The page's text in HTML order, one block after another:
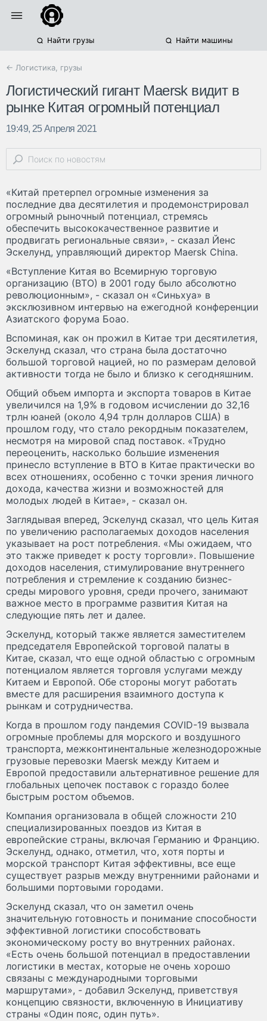
Найти грузы Найти машины
← Логистика, грузы
Логистический гигант Maersk видит в
рынке Китая огромный потенциал
19:49, 25 Апреля 2021
«Китай претерпел огромные изменения за
последние два десятилетия и продемонстрировал
огромный рыночный потенциал, стремясь
обеспечить высококачественное развитие и
продвигать региональные связи», - сказал Йенс
Эскелунд, управляющий директор Maersk China.
«Вступление Китая во Всемирную торговую
организацию (ВТО) в 2001 году было абсолютно
революционным», - сказал он «Синьхуа» в
эксклюзивном интервью на ежегодной конференции
Азиатского форума Боао.
Вспоминая, как он прожил в Китае три десятилетия,
Эскелунд сказал, что страна была достаточно
большой торговой нацией, но по размерам деловой
активности тогда не было и близко к сегодняшним.
Общий объем импорта и экспорта товаров в Китае
увеличился на 1,9% в годовом исчислении до 32,16
трлн юаней (около 4,94 трлн долларов США) в
прошлом году, что стало рекордным показателем,
несмотря на мировой спад поставок. «Трудно
переоценить, насколько большие изменения
принесло вступление в ВТО в Китае практически во
всех отношениях, особенно с точки зрения личного
дохода, качества жизни и возможностей для
молодых людей в Китае», - сказал он.
Заглядывая вперед, Эскелунд сказал, что цель Китая
по увеличению располагаемых доходов населения
указывает на рост потребления. «Мы ожидаем, что
это также приведет к росту торговли». Повышение
доходов населения, стимулирование внутреннего
потребления и стремление к созданию бизнес-
среды мирового уровня, среди прочего, занимают
важное место в программе развития Китая на
следующие пять лет и далее.
Эскелунд, который также является заместителем
председателя Европейской торговой палаты в
Китае, сказал, что еще одной областью с огромным
потенциалом является торговля услугами между
Китаем и Европой. Обе стороны могут работать
вместе для расширения взаимного доступа к
рынкам и сотрудничества.
Когда в прошлом году пандемия COVID-19 вызвала
огромные проблемы для морского и воздушного
транспорта, межконтинентальные железнодорожные
грузовые перевозки Maersk между Китаем и
Европой предоставили альтернативное решение для
глобальных цепочек поставок с гораздо более
быстрым ростом объемов.
Компания организовала в общей сложности 210
специализированных поездов из Китая в
европейские страны, включая Германию и Францию.
Эскелунд, однако, отметил, что, хотя порты и
морской транспорт Китая эффективны, все еще
существует разрыв между внутренними районами и
большими портовыми городами.
Эскелунд сказал, что он заметил очень
значительную готовность и понимание способности
эффективной логистики способствовать
экономическому росту во внутренних районах.
«Есть очень большой потенциал в предоставлении
логистики в местах, которые не очень хорошо
связаны с международными торговыми
маршрутами», - добавил Эскелунд, приветствуя
концепцию связности, включенную в Инициативу
страны «Один пояс, один путь».